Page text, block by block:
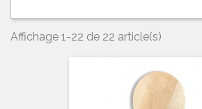
Affichage 1-22 de 22 article(s)